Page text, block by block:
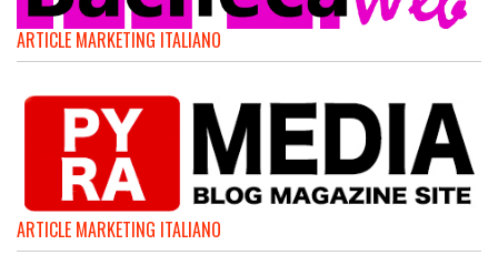
ARTICLE MARKETING ITALIANO
ARTICLE MARKETING ITALIANO